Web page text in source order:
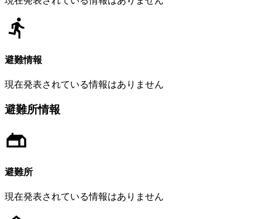
避難情報
現在発表されている情報はありません
避難所情報
避難所
現在発表されている情報はありません